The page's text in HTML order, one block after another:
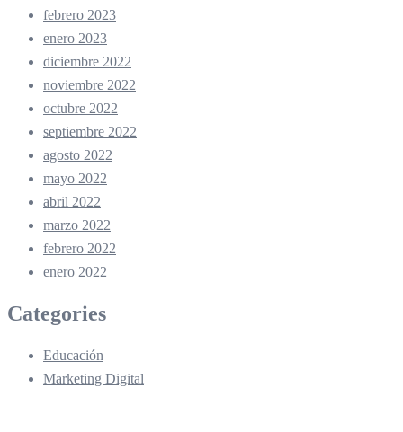
febrero 2023
enero 2023
diciembre 2022
noviembre 2022
octubre 2022
septiembre 2022
agosto 2022
mayo 2022
abril 2022
marzo 2022
febrero 2022
enero 2022
Categories
Educación
Marketing Digital